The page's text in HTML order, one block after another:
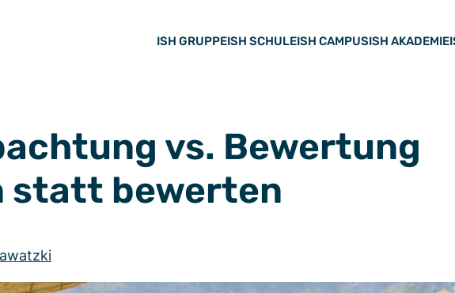
ISH GRUPPEISH SCHULEISH CAMPUSISH AKADEMIE
vs. Bewertung
statt bewerten